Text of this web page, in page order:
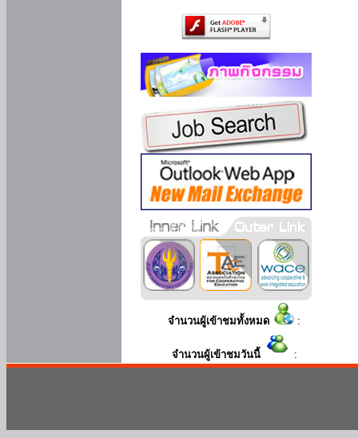
จำนวนผู้เข้าชมทั้งหมด :
จำนวนผู้เข้าชมวันนี้ :